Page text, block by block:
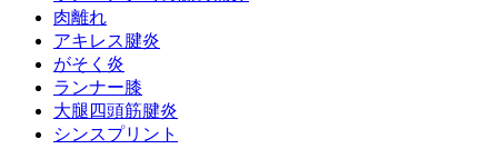
肉離れ
アキレス腱炎
がそく炎
ランナー膝
大腿四頭筋腱炎
シンスプリント